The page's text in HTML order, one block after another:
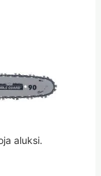
aluksi.